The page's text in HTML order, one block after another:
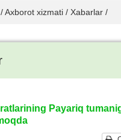
/Axborot xizmati / Xabarlar /
Payariq